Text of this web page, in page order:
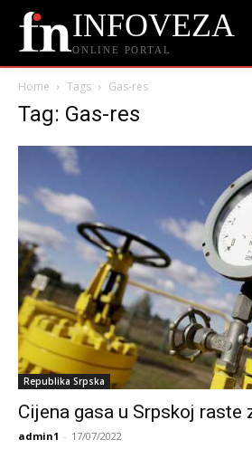
INFOVEZA
ONLINE PORTAL
Home Tags Gas-res
Tag: Gas-res
Republika Srpska
Cijena gasa u Srpskoj raste
admin1 - 17/07/2022